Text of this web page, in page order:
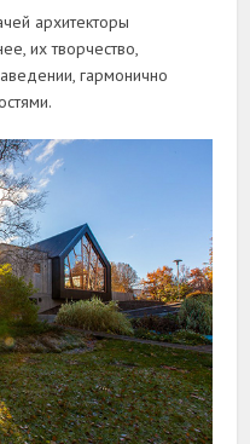
архитекторы
их творчество,
гармонично